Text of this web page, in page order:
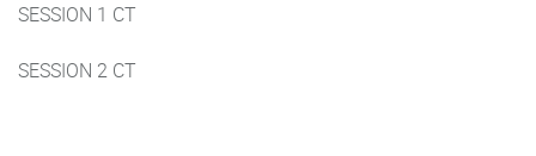
SESSION 1 CT
SESSION 2 CT